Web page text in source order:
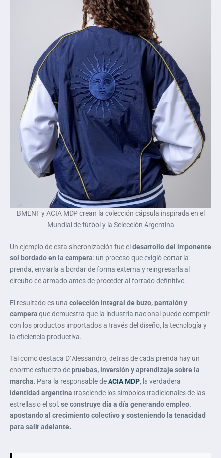
BMENT y ACIA MDP crean la colección cápsula inspirada en el
Mundial de fútbol y la Selección Argentina
Un ejemplo de esta sincronización fue el desarrollo del imponente
sol bordado en la campera: un proceso que exigió cortar la
prenda, enviarla a bordar de forma externa y reingresarla al
circuito de armado antes de proceder al forrado definitivo.
El resultado es una colección integral de buzo, pantalón y
campera que demuestra que la industria nacional puede competir
con los productos importados a través del diseño, la tecnología y
la eficiencia productiva.
Tal como destaca D´Alessandro, detrás de cada prenda hay un
enorme esfuerzo depruebas, inversión y aprendizaje sobre la
marcha. Para la responsable deACIA MDP, la verdadera
identidad argentina trasciende los símbolos tradicionales de las
estrellas o el sol, se construye día a día generando empleo,
apostando al crecimiento colectivo y sosteniendo la tenacidad
para salir adelante.